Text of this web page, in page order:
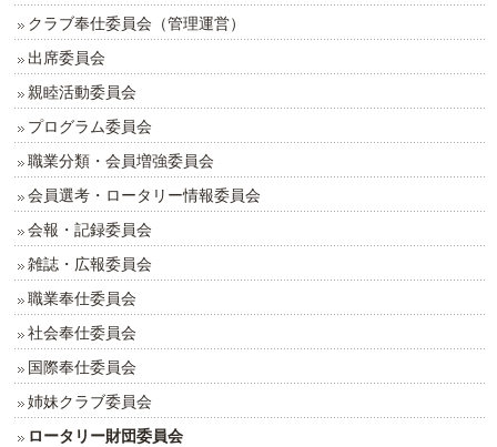
クラブ奉仕委員会（管理運営）
出席委員会
親睦活動委員会
プログラム委員会
職業分類・会員増強委員会
会員選考・ロータリー情報委員会
会報・記録委員会
雑誌・広報委員会
職業奉仕委員会
社会奉仕委員会
国際奉仕委員会
姉妹クラブ委員会
ロータリー財団委員会